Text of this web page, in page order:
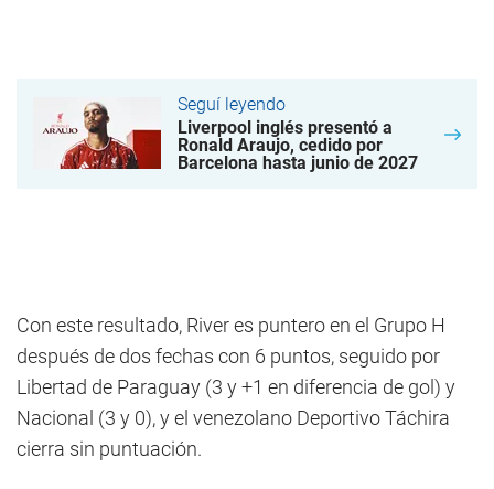
Seguí leyendo
Liverpool inglés presentó a
Ronald Araujo, cedido por
Barcelona hasta junio de 2027
Con este resultado, River es puntero en el Grupo H
después de dos fechas con 6 puntos, seguido por
Libertad de Paraguay (3 y +1 en diferencia de gol) y
Nacional (3 y 0), y el venezolano Deportivo Táchira
cierra sin puntuación.